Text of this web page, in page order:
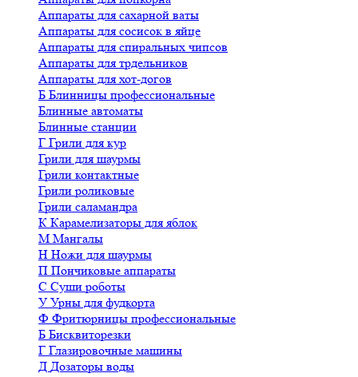
Аппараты для сахарной ваты
Аппараты для сосисок в яйце
Аппараты для спиральных чипсов
Аппараты для трдельников
Аппараты для хот-догов
Б Блинницы профессиональные
Блинные автоматы
Блинные станции
Г Грили для кур
Грили для шаурмы
Грили контактные
Грили роликовые
Грили саламандра
К Карамелизаторы для яблок
М Мангалы
Н Ножи для шаурмы
П Пончиковые аппараты
С Суши роботы
У Урны для фудкорта
Ф Фритюрницы профессиональные
Б Бисквиторезки
Г Глазировочные машины
Д Дозаторы воды